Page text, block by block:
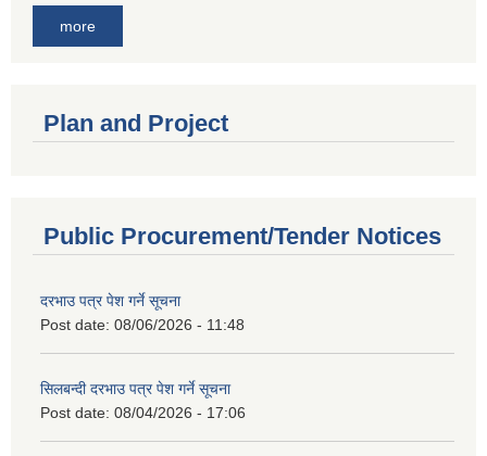
more
Plan and Project
Public Procurement/Tender Notices
दरभाउ पत्र पेश गर्ने सूचना
Post date: 08/06/2026 - 11:48
सिलबन्दी दरभाउ पत्र पेश गर्ने सूचना
Post date: 08/04/2026 - 17:06